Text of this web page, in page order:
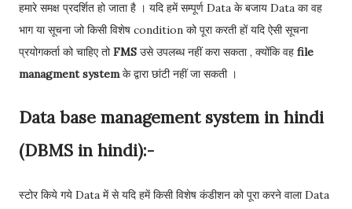
हमारे समक्ष प्रदर्शित हो जाता है । यदि हमें सम्पूर्ण Data के बजाय Data का वह
भाग या सूचना जो किसी विशेष condition को पूरा करती हों यदि ऐसी सूचना
प्रयोगकर्ता को चाहिए तोFMS उसे उपलब्ध नहीं करा सकता , क्योंकि वह file
managment systemके द्वारा छांटी नहीं जा सकती ।
Data base management system in hindi
(DBMS in hindi):-
स्टोर किये गये Data में से यदि हमें किसी विशेष कंडीशन को पूरा करने वाला Data